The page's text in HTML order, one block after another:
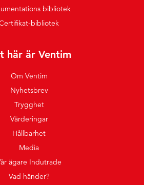
bibliotek
bibliotek
här är Ventim
Om Ventim
Nyhetsbrev
Trygghet
Värderingar
Hållbarhet
Media
ägare Indutrade
Vad händer?